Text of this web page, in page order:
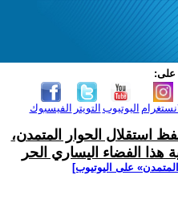
على:
الفيسبوك التويتر اليوتيوب
استقلال الحوار المتمدن،
الفضاء اليساري الحر
على اليوتيوب]